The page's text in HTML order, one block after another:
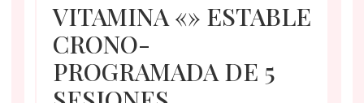
VITAMINA «» ESTABLE
CRONO-
PROGRAMADA DE 5